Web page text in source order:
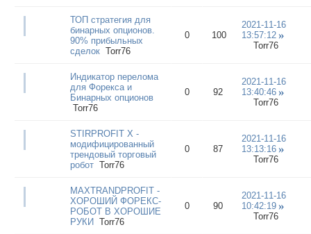
ТОП стратегия для
бинарных опционов.
90% прибыльных
сделок Torr76
0 100
2021-11-16
13:57:12
Torr76
Индикатор перелома
для Форекса и
Бинарных опционов
Torr76
0 92
2021-11-16
13:40:46
Torr76
STIRPROFIT X -
модифицированный
трендовый торговый
робот Torr76
0 87
2021-11-16
13:13:16
Torr76
MAXTRANDPROFIT -
ХОРОШИЙ ФОРЕКС-
РОБОТ В ХОРОШИЕ
РУКИ Torr76
0 90
2021-11-16
10:42:19
Torr76